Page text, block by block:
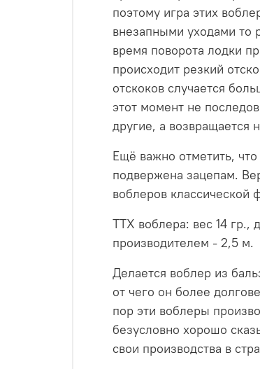
поэтому игра этих
внезапными уходами то
время поворота лодки
происходит резкий
отскоков случается
этот момент не
другие, а возвращается
Ещё важно отметить,
подвержена зацепам.
воблеров классической
ТТХ воблера: вес 14 гр.,
производителем - 2,5 м.
Делается воблер из
от чего он более
пор эти воблеры
безусловно хорошо
свои производства в